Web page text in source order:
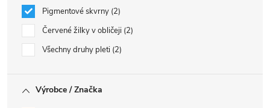
Pigmentové skvrny 2
Červené žilky v obličeji 2
Všechny druhy pleti 2
Výrobce / Značka